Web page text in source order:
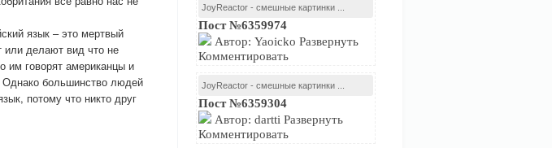
JoyReactor - смешные картинки ...
Пост №6359974
Автор: Yaoicko Развернуть
Комментировать
JoyReactor - смешные картинки ...
Пост №6359304
Автор: dartti Развернуть
Комментировать
язык – это мертвый
или делают вид что не
им говорят американцы и
Однако большинство людей
потому что никто друг